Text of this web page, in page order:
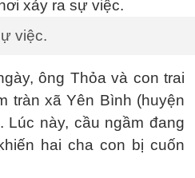
việc.
ông Thỏa và con trai
tràn xã Yên Bình (huyện
Lúc này, cầu ngầm đang
hai cha con bị cuốn